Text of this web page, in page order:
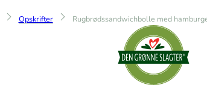
Opskrifter Rugbrødssandwichbolle med